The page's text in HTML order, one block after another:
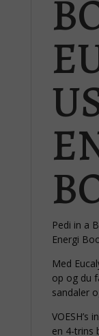
Pedi in a
Energi
Med
op og du
sandaler
VOESH’s
en 4-trins